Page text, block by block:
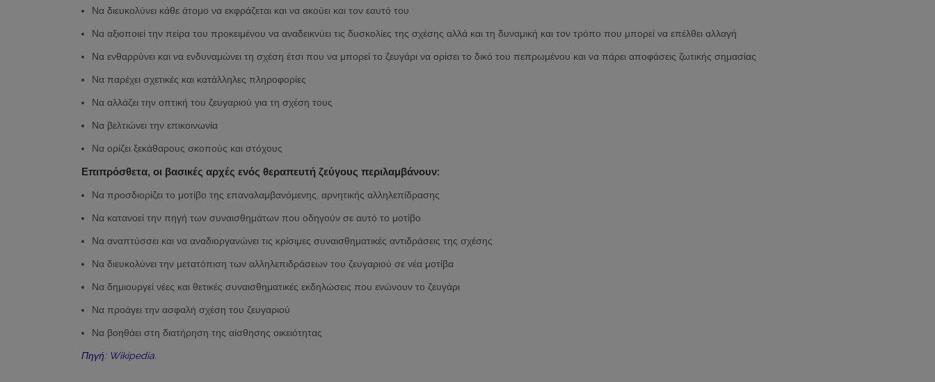
Να διευκολύνει κάθε άτομο να εκφράζεται και να ακούει και τον εαυτό του
Να αξιοποιεί την πείρα του προκειμένου να αναδεικνύει τις δυσκολίες της σχέσης αλλά και τη δυναμική και τον τρόπο που μπορεί να επέλθει αλλαγή
Να ενθαρρύνει και να ενδυναμώνει τη σχέση έτσι που να μπορεί το ζευγάρι να ορίσει το δικό του πεπρωμένου και να πάρει αποφάσεις ζωτικής σημασίας
Να παρέχει σχετικές και κατάλληλες πληροφορίες
Να αλλάζει την οπτική του ζευγαριού για τη σχέση τους
Να βελτιώνει την επικοινωνία
Να ορίζει ξεκάθαρους σκοπούς και στόχους
Επιπρόσθετα, οι βασικές αρχές ενός θεραπευτή ζεύγους περιλαμβάνουν:
Να προσδιορίζει το μοτίβο της επαναλαμβανόμενης, αρνητικής αλληλεπίδρασης
Να κατανοεί την πηγή των συναισθημάτων που οδηγούν σε αυτό το μοτίβο
Να αναπτύσσει και να αναδιοργανώνει τις κρίσιμες συναισθηματικές αντιδράσεις της σχέσης
Να διευκολύνει την μετατόπιση των αλληλεπιδράσεων του ζευγαριού σε νέα μοτίβα
Να δημιουργεί νέες και θετικές συναισθηματικές εκδηλώσεις που ενώνουν το ζευγάρι
Να προάγει την ασφαλή σχέση του ζευγαριού
Να βοηθάει στη διατήρηση της αίσθησης οικειότητας
Πηγή: Wikipedia.